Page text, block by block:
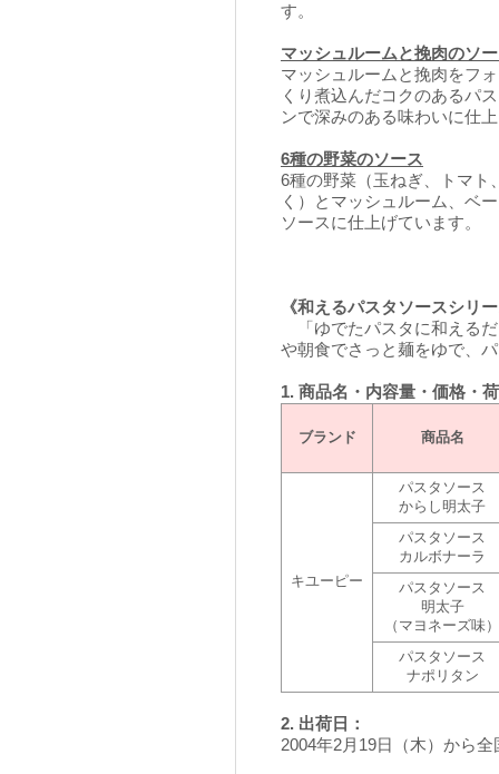
す。
マッシュルームと挽肉のソ
マッシュルームと挽肉をフ
くり煮込んだコクのあるパ
ンで深みのある味わいに仕
6種の野菜のソース
6種の野菜（玉ねぎ、トマト
く）とマッシュルーム、ベ
ソースに仕上げています。
《和えるパスタソースシリ
「ゆでたパスタに和える
や朝食でさっと麺をゆで、
1. 商品名・内容量・価格・
ブランド 商品名
キユーピー
パスタソース
からし明太子
パスタソース
カルボナーラ
パスタソース
明太子
（マヨネーズ味）
パスタソース
ナポリタン
2. 出荷日：
2004年2月19日（木）から全